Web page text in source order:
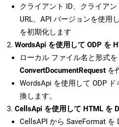
クライアント ID、クライア
URL、API バージョンを使用し
を初期化します
WordsApi を使用して ODP を
ローカル ファイル名と形式
ConvertDocumentRequest を
WordsApi を使用して ODP
換します。
CellsApi を使用して HTML を
CellsAPI から SaveFormat を